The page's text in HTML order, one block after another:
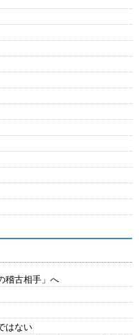
稽古相手」へ
はない